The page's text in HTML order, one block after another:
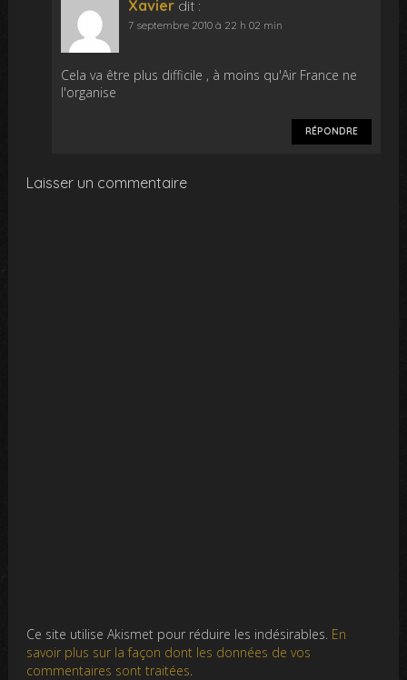
Xavier dit :
7 septembre 2010 à 22 h 02 min
Cela va être plus difficile , à moins qu'Air France ne
l'organise
RÉPONDRE
Laisser un commentaire
Ce site utilise Akismet pour réduire les indésirables. En
savoir plus sur la façon dont les données de vos
commentaires sont traitées.